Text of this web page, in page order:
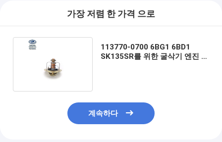
가장 저렴 한 가격 으로
113770-0700 6BG1 6BD1
SK135SR를 위한 굴삭기 엔진 파
계속하다